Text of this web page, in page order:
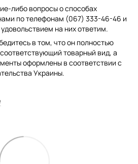
либо вопросы о способах
по телефонам (067) 333-46-46 и
на них ответим.
в том, что он полностью
товарный вид, а
оформлены в соответствии с
Украины.